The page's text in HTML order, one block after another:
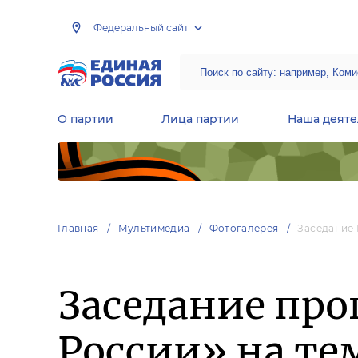
Федеральный сайт
О партии Лица партии Наша
Главная Мультимедиа Фотогалерея
Заседание